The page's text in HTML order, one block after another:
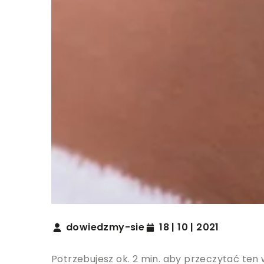
dowiedzmy-sie 18 | 10 | 2021
Potrzebujesz ok. 2 min. aby przeczytać ten